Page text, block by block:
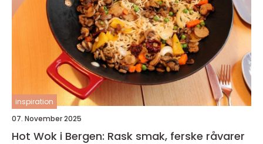
inspiration
07. November 2025
Hot Wok i Bergen: Rask smak, ferske råvarer